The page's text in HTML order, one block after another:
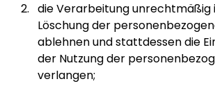
die Verarbeitung unrechtmäßig
Löschung der
ablehnen und stattdessen die
der Nutzung der
verlangen;